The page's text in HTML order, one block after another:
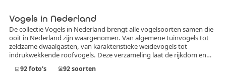
Vogels in Nederland
De collectie Vogels in Nederland brengt alle vogelsoorten samen die
ooit in Nederland zijn waargenomen. Van algemene tuinvogels tot
zeldzame dwaalgasten, van karakteristieke weidevogels tot
indrukwekkende roofvogels. Deze verzameling laat de rijkdom en
worden uitsluitend foto’s opgenomen die daadwerkelijk in
image92foto's pets92soorten